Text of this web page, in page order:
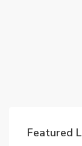
Featured